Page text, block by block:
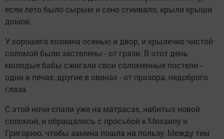
если лето было сырым и сено сгнивало, крыли крыши
домов.
У хорошего хозяина осенью и двор, и крылечко чистой
соломой были застелены - от грязи. В этот день
молодые бабы сжигали свои соломенные постели -
одни в печах, другие в овинах - от призора, недоброго
глаза.
С этой ночи спали уже на матрасах, набитых новой
соломой, и обращались с просьбой к Михаилу и
Григорию, чтобы замена пошла на пользу. Между тем